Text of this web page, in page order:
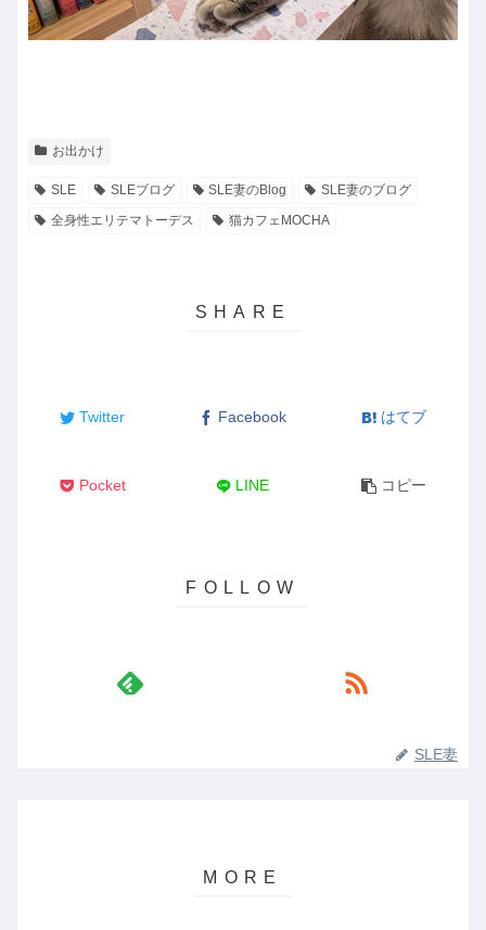
お出かけ
SLE SLEブログ SLE妻のBlog
SLE妻のブログ
全身性エリテマトーデス
猫カフェMOCHA
Twitter Facebook はてブ
Pocket LINE コピー
SLE妻